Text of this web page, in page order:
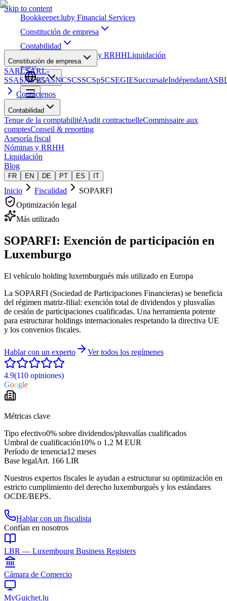
Skip to content
Bookkeeper.luby Financial Services
Constitución de empresa
Contabilidad
Nóminas y RRHHLiquidación
Blog
ES
Constitución de empresa
SARLSARL-
SSASASSCASNCSCSSCSpSCSEGIESuccursaleIndépendant
Contáctenos
Contabilidad
Tenue de la comptabilitéAudit contractuelleCommissaire aux
comptesConseil & reporting
Asesoría fiscal
Nóminas y RRHH
Liquidación
Blog
FR EN DE PT ES IT
Inicio Fiscalidad
SOPARFI
Optimización legal
Más utilizado
SOPARFI: Exención de participación en
Luxemburgo
El vehículo holding luxemburgués más utilizado en Europa
La SOPARFI (Sociedad de Participaciones Financieras) se beneficia
del régimen matriz-filial: exención total de dividendos y plusvalías
de cesión de participaciones cualificadas. Una herramienta potente
para estructurar holdings internacionales respetando la directiva UE
y los convenios fiscales.
Hablar con un experto Ver todos los regímenes
4.9(110 opiniones)
Google
Métricas clave
Tipo efectivo0% sobre dividendos/plusvalías cualificados
Umbral de cualificación10% o 1,2 M EUR
Período de tenencia12 meses
Base legalArt. 166 LIR
Nuestros expertos fiscales le ayudan a estructurar su optimización en
estricto cumplimiento del derecho luxemburgués y los estándares
OCDE/BEPS.
Hablar con un fiscalista
Confían en nosotros
LBR — Luxembourg Business Registers
Cámara de Comercio
MyGuichet.lu